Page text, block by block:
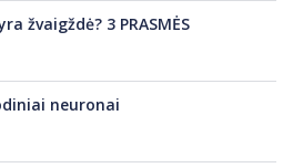
žvaigždė? 3 PRASMĖS
neuronai